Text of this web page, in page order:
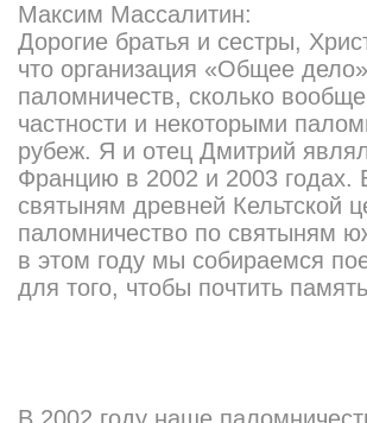
Максим Массалитин:
Дорогие братья и сестры,
что организация «Общее
паломничеств, сколько
частности и некоторыми
рубеж. Я и отец Дмитрий
Францию в 2002 и 2003 годах.
святыням древней Кельтской
паломничество по святыням
в этом году мы собираемся
для того, чтобы почтить